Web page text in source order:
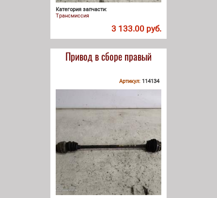
Категория запчасти:
Трансмиссия
3 133.00 руб.
Привод в сборе правый
Артикул: 114134